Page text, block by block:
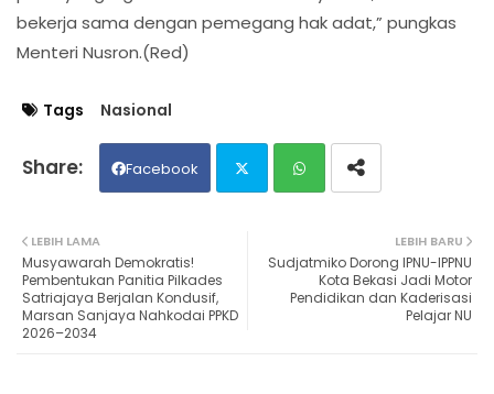
bekerja sama dengan pemegang hak adat,” pungkas
Menteri Nusron.(Red)
Tags Nasional
Facebook
ats
LEBIH BARU
Sudjatmiko Dorong IPNU-IPPNU
Kota Bekasi Jadi Motor
Pendidikan dan Kaderisasi
Pelajar NU
LEBIH LAMA
Musyawarah Demokratis!
Pembentukan Panitia Pilkades
Satriajaya Berjalan Kondusif,
Marsan Sanjaya Nahkodai PPKD
2026–2034